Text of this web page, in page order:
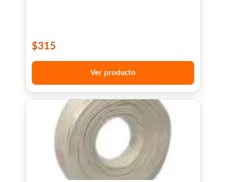
$315
Ver producto